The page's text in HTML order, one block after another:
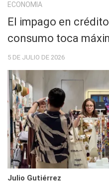
ECONOMIA
El impago en
consumo toca
5 DE JULIO DE 2026
Julio Gutiérrez